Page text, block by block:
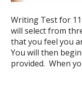
Writing Test for
will select from
that you feel you
You will then
provided. When